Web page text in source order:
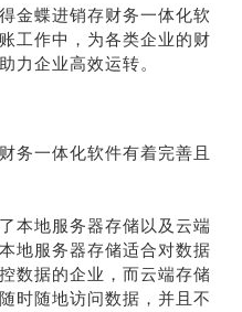
金蝶进销存财务一体化软
工作中，为各类企业的财
力企业高效运转。
务一体化软件有着完善且
本地服务器存储以及云端
地服务器存储适合对数据
数据的企业，而云端存储
时随地访问数据，并且不